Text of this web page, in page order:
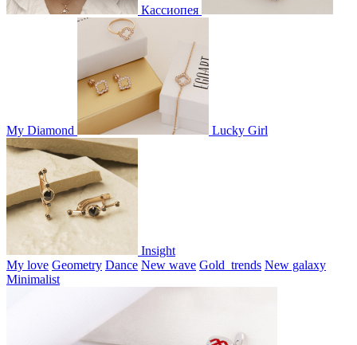
Кассиопея
My Diamond Lucky Girl
Insight
My love Geometry Dance New wave Gold_trends New galaxy
Minimalist